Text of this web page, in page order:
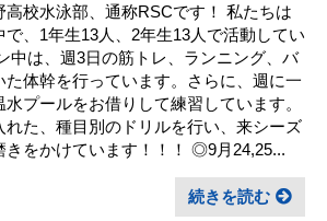
高校水泳部、通称RSCです！ 私たちは
、1年生13人、2年生13人で活動してい
中は、週3日の筋トレ、ランニング、バ
た体幹を行っています。さらに、週に一
プールをお借りして練習しています。
れた、種目別のドリルを行い、来シーズ
きをかけています！！！ ◎9月24,25...
続きを読む